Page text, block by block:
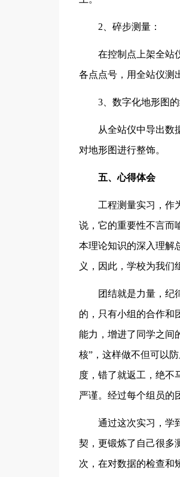
2、碎步测量：
在控制点上架全站仪
各点点号，用全站仪测
3、数字化地形图的
从全站仪中导出数据
对地形图进行整饰。
五、心得体会
工程测量实习，作为
说，它的重要性不言而
本理论知识的深入理解
义，因此，学校为我们
团结就是力量，纪律
的，只有小组的合作和
能力，增进了同学之间
核”，这样做不但可以
度，错了就返工，绝不
严谨。经过每个组员的
通过这次实习，学到
契，更锻炼了自己很多
次，在对数据的检查和